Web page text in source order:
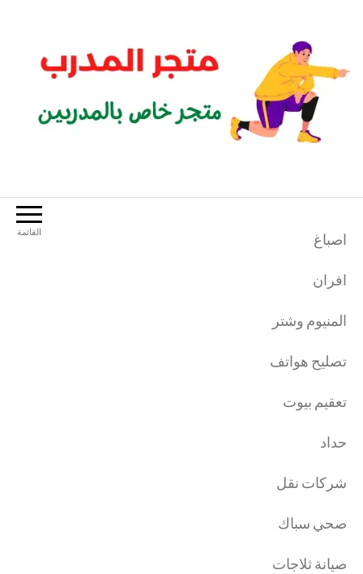
القائمة اصباغ
افران
المنيوم وشتر
تصليح هواتف
تعقيم بيوت
حداد
شركات نقل
صحي سباك
صيانة ثلاجات